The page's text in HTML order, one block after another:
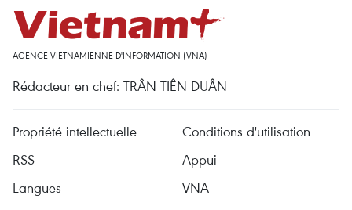
AGENCE VIETNAMIENNE D'INFORMATION (VNA)
Rédacteur en chef: TRÂN TIÊN DUÂN
Propriété intellectuelle
Conditions d'utilisation
RSS
Appui
Langues
VNA